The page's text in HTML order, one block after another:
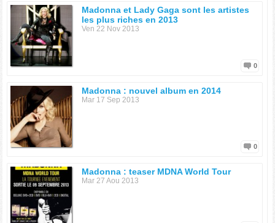
Madonna et Lady Gaga sont les artistes
les plus riches en 2013
Ven 22 Nov 2013
0
Madonna : nouvel album en 2014
Mar 17 Sep 2013
0
Madonna : teaser MDNA World Tour
Mar 27 Aou 2013